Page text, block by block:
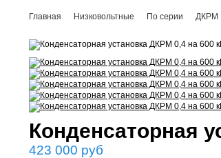
Главная Низковольтные По серии ДКРМ
Конденсаторная
423 000 руб